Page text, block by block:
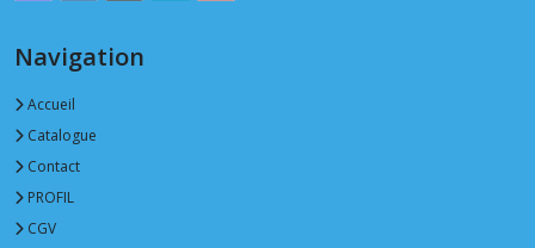
Navigation
Accueil
Catalogue
Contact
PROFIL
CGV